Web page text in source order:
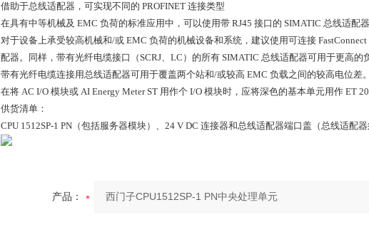
借助于总线适配器，可实现不同的 PROFINET 连接类型
在具有中等机械及 EMC 负荷的标准应用中，可以使用带 RJ45 接口的 SIMATIC 总线适配
对于设备上承受较高机械和/或 EMC 负荷的机械设备和系统，建议使用可连接
配器。同样，带有光纤电缆接口（SCRJ、LC）的所有 SIMATIC 总线适配器可用于更高的
带有光纤电缆连接用总线适配器可用于覆盖两个站和/或较高 EMC 负载之间的较高电位差。
在将 AC I/O 模块或 AI Energy Meter ST 用作个 I/O 模块时，应将深色的基本单元用作 ET
供货清单：
CPU 1512SP-1 PN（包括服务器模块）、24 V DC 连接器和总线适配器端口盖（总线适配器
产品：